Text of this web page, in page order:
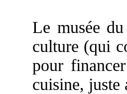
Le musée
culture (qui
pour
cuisine, juste